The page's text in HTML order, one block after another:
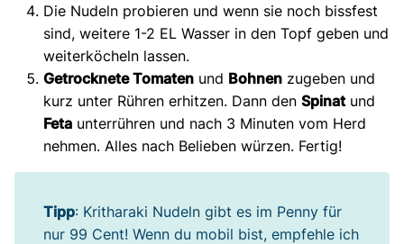
Die Nudeln probieren und wenn sie noch bissfest
sind, weitere 1-2 EL Wasser in den Topf geben und
weiterköcheln lassen.
Getrocknete Tomaten und Bohnen zugeben und
kurz unter Rühren erhitzen. Dann den Spinat und
Feta unterrühren und nach 3 Minuten vom Herd
nehmen. Alles nach Belieben würzen. Fertig!
Tipp: Kritharaki Nudeln gibt es im Penny für
nur 99 Cent! Wenn du mobil bist, empfehle ich